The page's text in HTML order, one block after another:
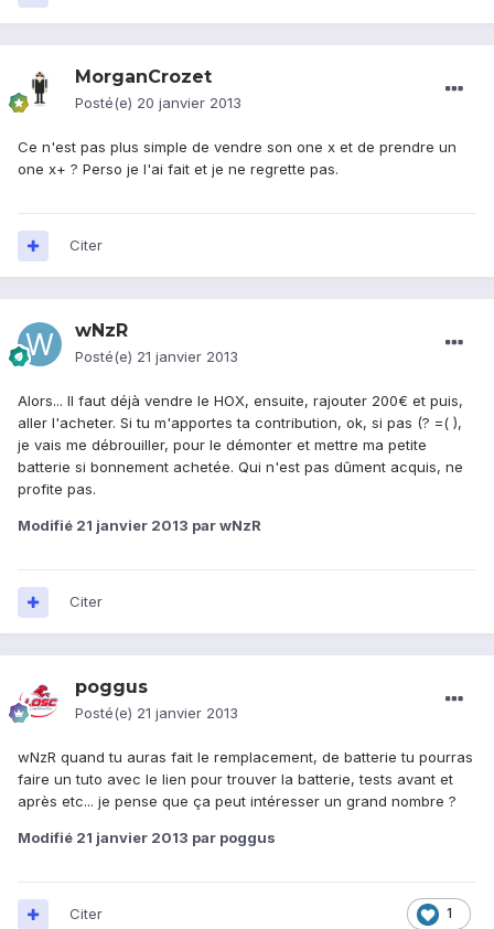
MorganCrozet
Posté(e) 20 janvier 2013
Ce n'est pas plus simple de vendre son one x et de prendre un
one x+ ? Perso je l'ai fait et je ne regrette pas.
Citer
wNzR
Posté(e) 21 janvier 2013
Alors... Il faut déjà vendre le HOX, ensuite, rajouter 200€ et puis,
aller l'acheter. Si tu m'apportes ta contribution, ok, si pas (? =( ),
je vais me débrouiller, pour le démonter et mettre ma petite
batterie si bonnement achetée. Qui n'est pas dûment acquis, ne
profite pas.
Modifié 21 janvier 2013 par wNzR
Citer
poggus
Posté(e) 21 janvier 2013
wNzR quand tu auras fait le remplacement, de batterie tu pourras
faire un tuto avec le lien pour trouver la batterie, tests avant et
après etc... je pense que ça peut intéresser un grand nombre ?
Modifié 21 janvier 2013 par poggus
1
Citer